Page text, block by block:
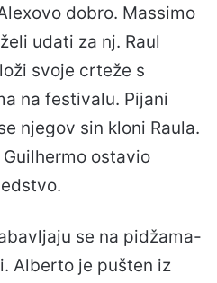
dobro. Massimo
udati za nj. Raul
svoje crteže s
na festivalu. Pijani
njegov sin kloni Raula.
ostavio
se na pidžama-
Alberto je pušten iz